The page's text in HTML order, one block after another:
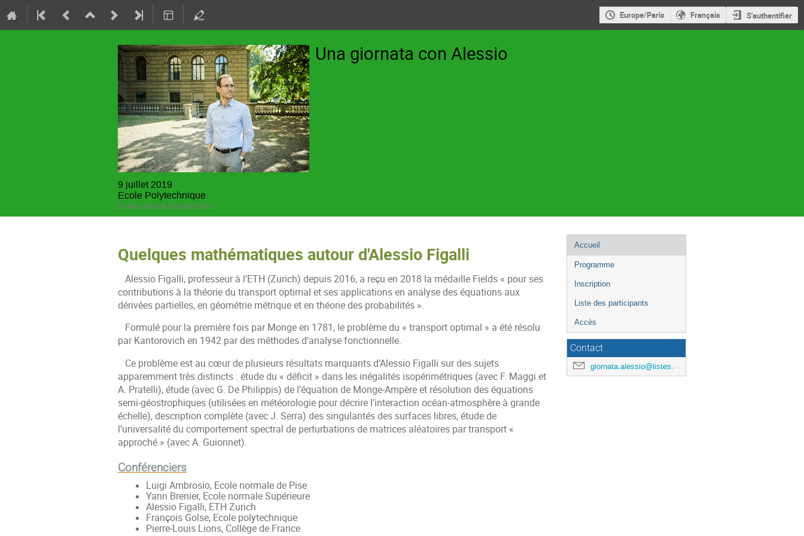
Europe/Paris Français S'authentifier
Una giornata con Alessio
9 juillet 2019
Ecole Polytechnique
Fuseau horaire Europe/Paris
Menu
de
l'événement
Accueil
Programme
Inscription
Liste des participants
Accès
Contact
giornata.alessio@listes.math.cnrs.fr
Quelques mathématiques autour d'Alessio Figalli
Alessio Figalli, professeur à l’ETH (Zurich) depuis 2016, a reçu en 2018 la médaille Fields « pour ses
contributions à la théorie du transport optimal et ses applications en analyse des équations aux
dérivées partielles, en géométrie métrique et en théorie des probabilités ».
Formulé pour la première fois par Monge en 1781, le problème du « transport optimal » a été résolu
par Kantorovich en 1942 par des méthodes d’analyse fonctionnelle.
Ce problème est au cœur de plusieurs résultats marquants d’Alessio Figalli sur des sujets
apparemment très distincts : étude du « déficit » dans les inégalités isopérimétriques (avec F. Maggi et
A. Pratelli), étude (avec G. De Philippis) de l’équation de Monge-Ampère et résolution des équations
semi-géostrophiques (utilisées en météorologie pour décrire l’interaction océan-atmosphère à grande
échelle), description complète (avec J. Serra) des singularités des surfaces libres, étude de
l’universalité du comportement spectral de perturbations de matrices aléatoires par transport «
approché » (avec A. Guionnet).
Conférenciers
Luigi Ambrosio, Ecole normale de Pise
Yann Brenier, Ecole normale Supérieure
Alessio Figalli, ETH Zurich
François Golse, Ecole polytechnique
Pierre-Louis Lions, Collège de France